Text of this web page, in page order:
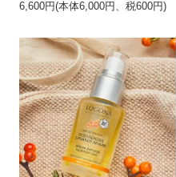
6,600円(本体6,000円、税600円)